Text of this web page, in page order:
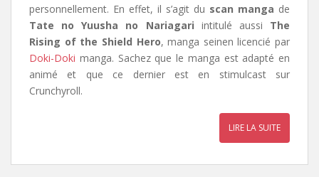
personnellement. En effet, il s’agit du scan manga de
Tate no Yuusha no Nariagari intitulé aussi The
Rising of the Shield Hero, manga seinen licencié par
Doki-Doki manga. Sachez que le manga est adapté en
animé et que ce dernier est en stimulcast sur
Crunchyroll.
LIRE LA SUITE